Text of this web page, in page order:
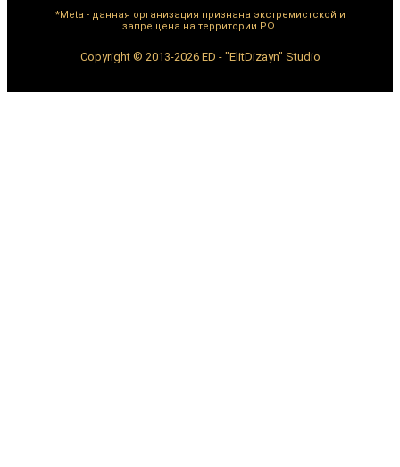
*Meta - данная организация признана экстремистской и
запрещена на территории РФ.
Copyright © 2013-2026 ED - "ElitDizayn" Studio